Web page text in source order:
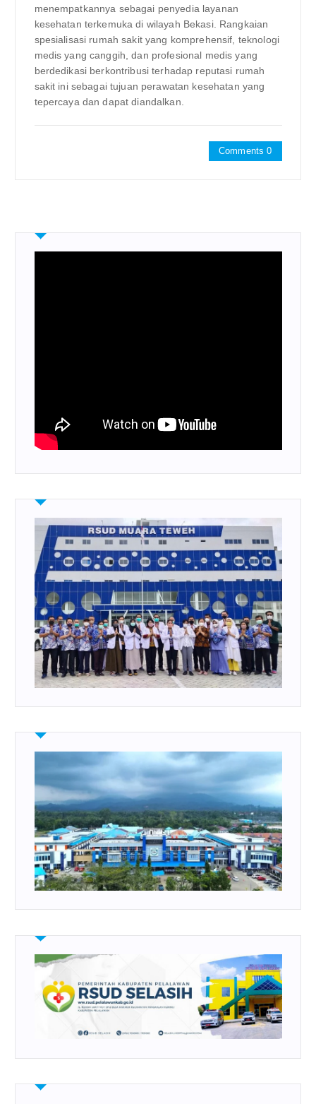
menempatkannya sebagai penyedia layanan
kesehatan terkemuka di wilayah Bekasi. Rangkaian
spesialisasi rumah sakit yang komprehensif, teknologi
medis yang canggih, dan profesional medis yang
berdedikasi berkontribusi terhadap reputasi rumah
sakit ini sebagai tujuan perawatan kesehatan yang
tepercaya dan dapat diandalkan.
Comments 0